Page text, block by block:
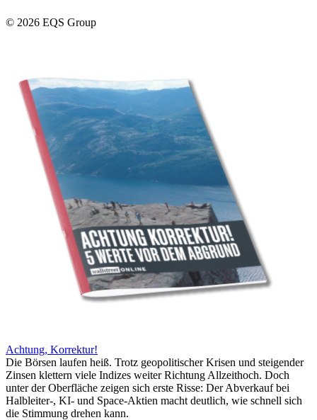
© 2026 EQS Group
Achtung, Korrektur!
Die Börsen laufen heiß. Trotz geopolitischer Krisen und steigender
Zinsen klettern viele Indizes weiter Richtung Allzeithoch. Doch
unter der Oberfläche zeigen sich erste Risse: Der Abverkauf bei
Halbleiter-, KI- und Space-Aktien macht deutlich, wie schnell sich
die Stimmung drehen kann.